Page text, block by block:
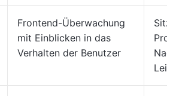
Frontend-Überwachung
mit Einblicken in das
Verhalten der Benutzer